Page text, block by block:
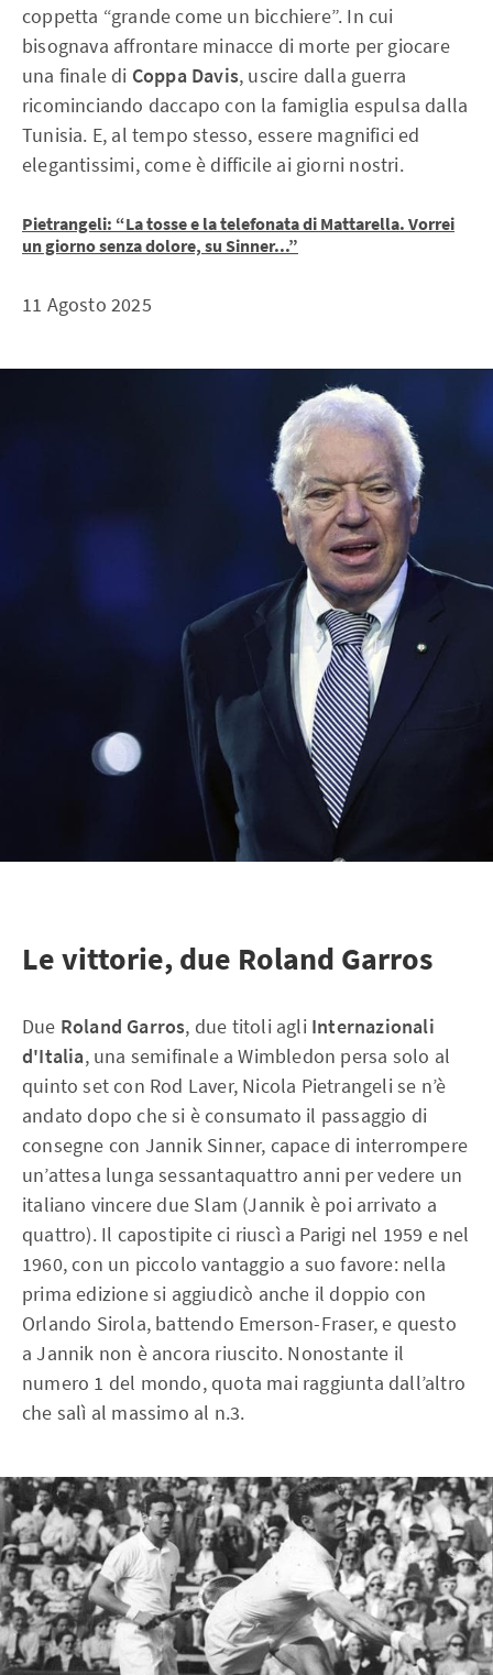
coppetta “grande come un bicchiere”. In cui
bisognava affrontare minacce di morte per giocare
una finale di Coppa Davis, uscire dalla guerra
ricominciando daccapo con la famiglia espulsa dalla
Tunisia. E, al tempo stesso, essere magnifici ed
elegantissimi, come è difficile ai giorni nostri.
Pietrangeli: “La tosse e la telefonata di Mattarella. Vorrei
un giorno senza dolore, su Sinner...”
11 Agosto 2025
Le vittorie, due Roland Garros
Due Roland Garros, due titoli agli Internazionali
d'Italia, una semifinale a Wimbledon persa solo al
quinto set con Rod Laver, Nicola Pietrangeli se n’è
andato dopo che si è consumato il passaggio di
consegne con Jannik Sinner, capace di interrompere
un’attesa lunga sessantaquattro anni per vedere un
italiano vincere due Slam (Jannik è poi arrivato a
quattro). Il capostipite ci riuscì a Parigi nel 1959 e nel
1960, con un piccolo vantaggio a suo favore: nella
prima edizione si aggiudicò anche il doppio con
Orlando Sirola, battendo Emerson-Fraser, e questo
a Jannik non è ancora riuscito. Nonostante il
numero 1 del mondo, quota mai raggiunta dall’altro
che salì al massimo al n.3.